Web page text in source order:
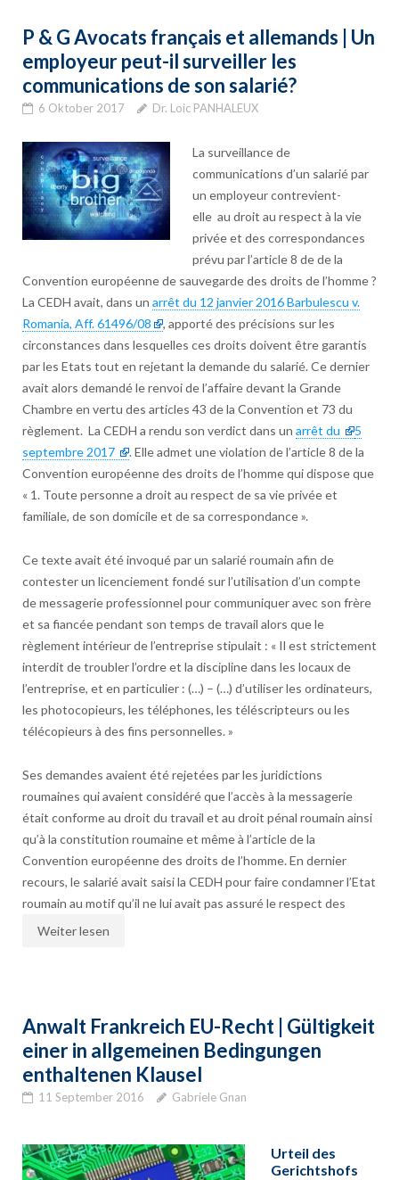
P & G Avocats français et allemands | Un
employeur peut-il surveiller les
communications de son salarié?
6 Oktober 2017 Dr. Loic PANHALEUX
La surveillance de
communications d’un salarié par
un employeur contrevient-
elle au droit au respect à la vie
privée et des correspondances
prévu par l’article 8 de de la
Convention européenne de sauvegarde des droits de l’homme ?
La CEDH avait, dans un arrêt du 12 janvier 2016 Barbulescu v.
Romania, Aff. 61496/08
, apporté des précisions sur les
circonstances dans lesquelles ces droits doivent être garantis
par les Etats tout en rejetant la demande du salarié. Ce dernier
avait alors demandé le renvoi de l’affaire devant la Grande
Chambre en vertu des articles 43 de la Convention et 73 du
règlement. La CEDH a rendu son verdict dans un arrêt du
5
septembre 2017
. Elle admet une violation de l’article 8 de la
Convention européenne des droits de l’homme qui dispose que
« 1. Toute personne a droit au respect de sa vie privée et
familiale, de son domicile et de sa correspondance ».
Ce texte avait été invoqué par un salarié roumain afin de
contester un licenciement fondé sur l’utilisation d’un compte
de messagerie professionnel pour communiquer avec son frère
et sa fiancée pendant son temps de travail alors que le
règlement intérieur de l’entreprise stipulait : « Il est strictement
interdit de troubler l’ordre et la discipline dans les locaux de
l’entreprise, et en particulier : (…) – (…) d’utiliser les ordinateurs,
les photocopieurs, les téléphones, les téléscripteurs ou les
télécopieurs à des fins personnelles. »
Ses demandes avaient été rejetées par les juridictions
roumaines qui avaient considéré que l’accès à la messagerie
était conforme au droit du travail et au droit pénal roumain ainsi
qu’à la constitution roumaine et même à l’article de la
Convention européenne des droits de l’homme. En dernier
recours, le salarié avait saisi la CEDH pour faire condamner l’Etat
roumain au motif qu’il ne lui avait pas assuré le respect des
Weiter lesen
Anwalt Frankreich EU-Recht | Gültigkeit
einer in allgemeinen Bedingungen
enthaltenen Klausel
11 September 2016 Gabriele Gnan
Urteil des
Gerichtshofs